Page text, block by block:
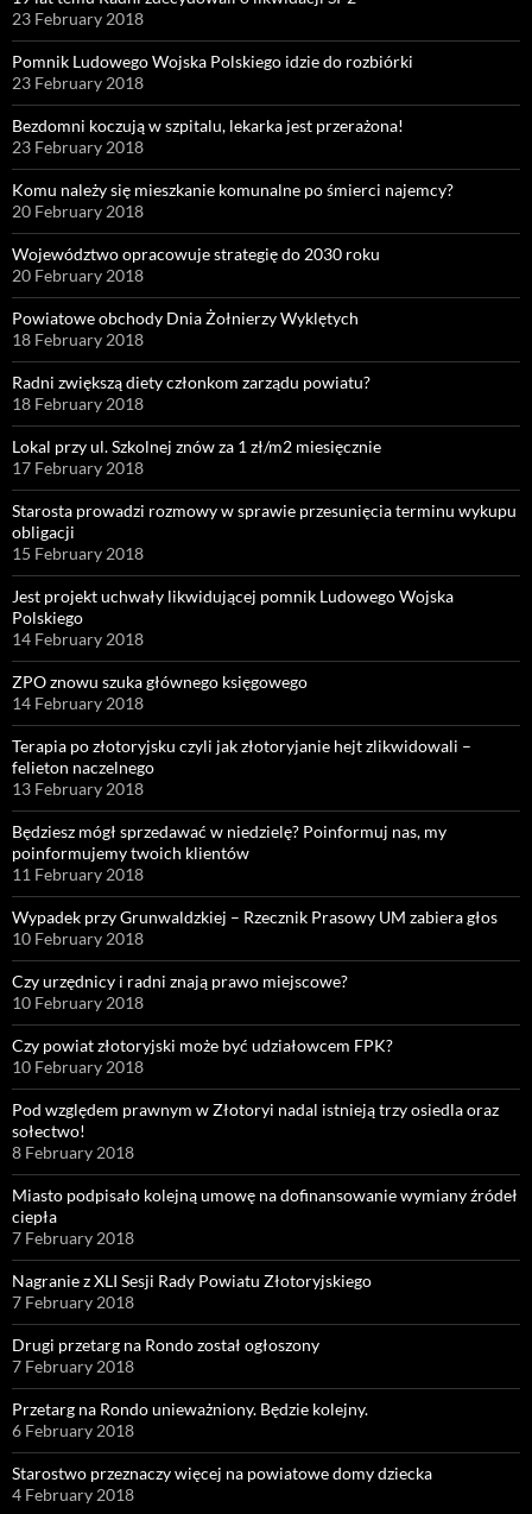
23 February 2018
Pomnik Ludowego Wojska Polskiego idzie do rozbiórki
23 February 2018
Bezdomni koczują w szpitalu, lekarka jest przerażona!
23 February 2018
Komu należy się mieszkanie komunalne po śmierci najemcy?
20 February 2018
Województwo opracowuje strategię do 2030 roku
20 February 2018
Powiatowe obchody Dnia Żołnierzy Wyklętych
18 February 2018
Radni zwiększą diety członkom zarządu powiatu?
18 February 2018
Lokal przy ul. Szkolnej znów za 1 zł/m2 miesięcznie
17 February 2018
Starosta prowadzi rozmowy w sprawie przesunięcia terminu wykupu
obligacji
15 February 2018
Jest projekt uchwały likwidującej pomnik Ludowego Wojska
Polskiego
14 February 2018
ZPO znowu szuka głównego księgowego
14 February 2018
Terapia po złotoryjsku czyli jak złotoryjanie hejt zlikwidowali –
felieton naczelnego
13 February 2018
Będziesz mógł sprzedawać w niedzielę? Poinformuj nas, my
poinformujemy twoich klientów
11 February 2018
Wypadek przy Grunwaldzkiej – Rzecznik Prasowy UM zabiera głos
10 February 2018
Czy urzędnicy i radni znają prawo miejscowe?
10 February 2018
Czy powiat złotoryjski może być udziałowcem FPK?
10 February 2018
Pod względem prawnym w Złotoryi nadal istnieją trzy osiedla oraz
sołectwo!
8 February 2018
Miasto podpisało kolejną umowę na dofinansowanie wymiany źródeł
ciepła
7 February 2018
Nagranie z XLI Sesji Rady Powiatu Złotoryjskiego
7 February 2018
Drugi przetarg na Rondo został ogłoszony
7 February 2018
Przetarg na Rondo unieważniony. Będzie kolejny.
6 February 2018
Starostwo przeznaczy więcej na powiatowe domy dziecka
4 February 2018